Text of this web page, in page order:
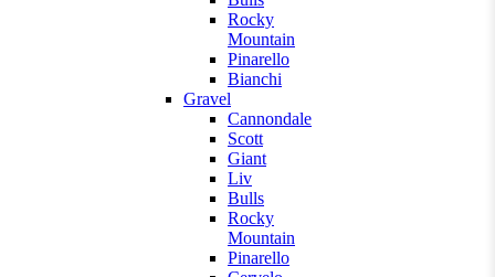
Rocky
Mountain
Pinarello
Bianchi
Gravel
Cannondale
Scott
Giant
Liv
Bulls
Rocky
Mountain
Pinarello